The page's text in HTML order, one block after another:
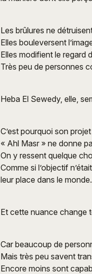
Les brûlures ne
Elles bouleversent
Elles modifient le regard
Très peu de personnes
Heba El Sewedy, elle,
C’est pourquoi son
« Ahl Masr » ne donne
On y ressent quelque
Comme si l’objectif
leur place dans le monde.
Et cette nuance change
Car beaucoup de
Mais très peu savent
Encore moins sont